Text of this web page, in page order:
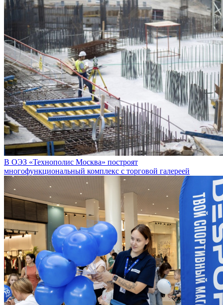
В ОЭЗ «Технополис Москва» построят
многофункциональный комплекс с торговой галереей